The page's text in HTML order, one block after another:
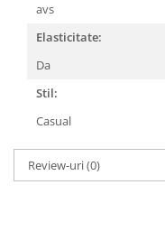
avs
Elasticitate:
Da
Stil:
Casual
Review-uri(0)